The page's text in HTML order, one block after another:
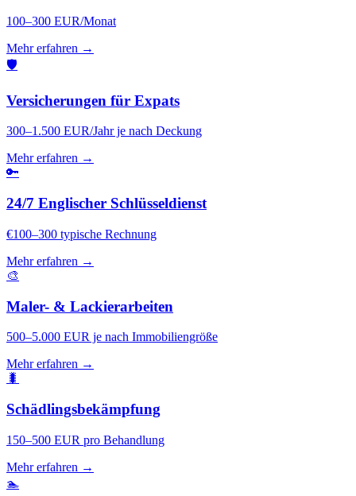
100–300 EUR/Monat
Mehr erfahren →
🛡️
Versicherungen für Expats
300–1.500 EUR/Jahr je nach Deckung
Mehr erfahren →
🔑
24/7 Englischer Schlüsseldienst
€100–300 typische Rechnung
Mehr erfahren →
🎨
Maler- & Lackierarbeiten
500–5.000 EUR je nach Immobiliengröße
Mehr erfahren →
🐛
Schädlingsbekämpfung
150–500 EUR pro Behandlung
Mehr erfahren →
🏊